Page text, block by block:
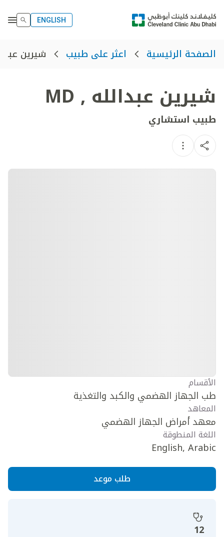
ENGLISH
الصفحة الرئيسية اعثر على طبيب شيرين
شيرين عبدالله ,
MD
طبيب استشاري
الأقسام
طب الجهاز الهضمي والكبد والتغذية
المعاهد
معهد أمراض الجهاز الهضمي
اللغة المنطوقة
English, Arabic
طلب موعد
12